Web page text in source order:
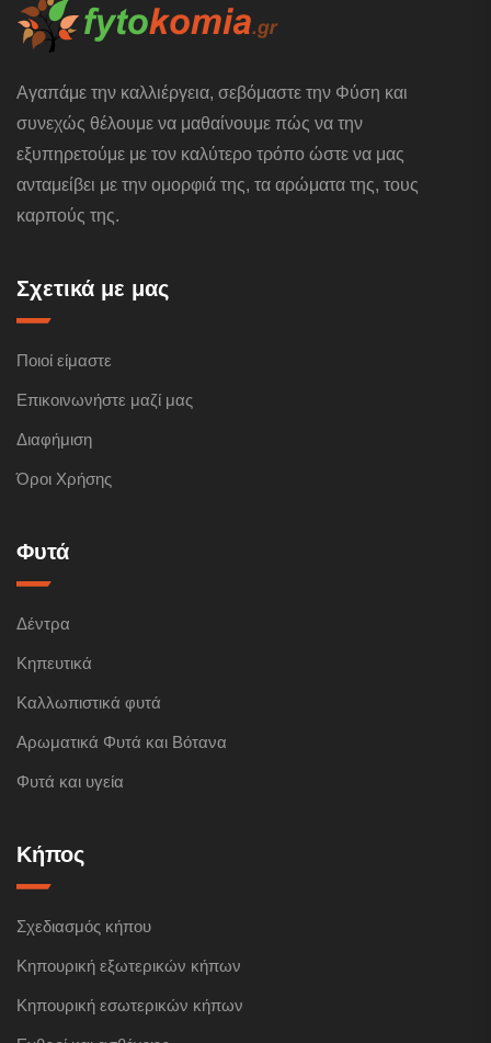
Αγαπάμε την καλλιέργεια, σεβόμαστε την Φύση και
συνεχώς θέλουμε να μαθαίνουμε πώς να την
εξυπηρετούμε με τον καλύτερο τρόπο ώστε να μας
ανταμείβει με την ομορφιά της, τα αρώματα της, τους
καρπούς της.
Σχετικά με μας
Ποιοί είμαστε
Επικοινωνήστε μαζί μας
Διαφήμιση
Όροι Χρήσης
Φυτά
Δέντρα
Κηπευτικά
Καλλωπιστικά φυτά
Αρωματικά Φυτά και Βότανα
Φυτά και υγεία
Κήπος
Σχεδιασμός κήπου
Κηπουρική εξωτερικών κήπων
Κηπουρική εσωτερικών κήπων